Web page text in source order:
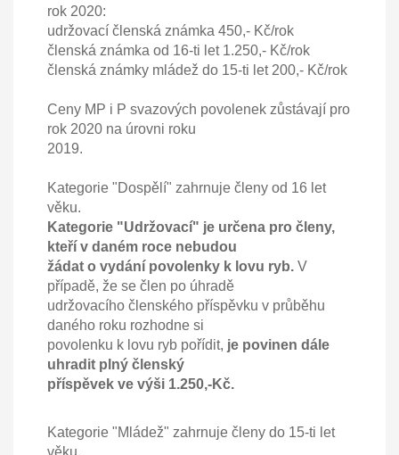
rok 2020:
udržovací členská známka 450,- Kč/rok
členská známka od 16-ti let 1.250,- Kč/rok
členská známky mládež do 15-ti let 200,- Kč/rok
Ceny MP i P svazových povolenek zůstávají pro
rok 2020 na úrovni roku
2019.
Kategorie "Dospělí" zahrnuje členy od 16 let
věku.
Kategorie "Udržovací" je určena pro členy,
kteří v daném roce nebudou
žádat o vydání povolenky k lovu ryb. V
případě, že se člen po úhradě
udržovacího členského příspěvku v průběhu
daného roku rozhodne si
povolenku k lovu ryb pořídit, je povinen dále
uhradit plný členský
příspěvek ve výši 1.250,-Kč.
Kategorie "Mládež" zahrnuje členy do 15-ti let
věku.